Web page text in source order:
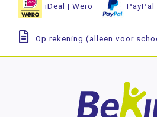
iDeal | Wero PayPal
Op rekening (alleen voor